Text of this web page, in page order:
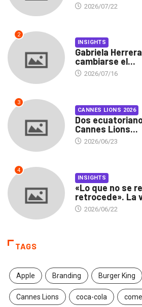
2026/07/22
2
INSIGHTS
Gabriela
cambiarse el...
2026/07/16
3
CANNES LIONS 2026
Dos
Cannes Lions...
2026/06/23
4
INSIGHTS
«Lo que no se
retrocede». La
2026/06/22
TAGS
Apple Branding Burger King
Cannes Lions coca-cola